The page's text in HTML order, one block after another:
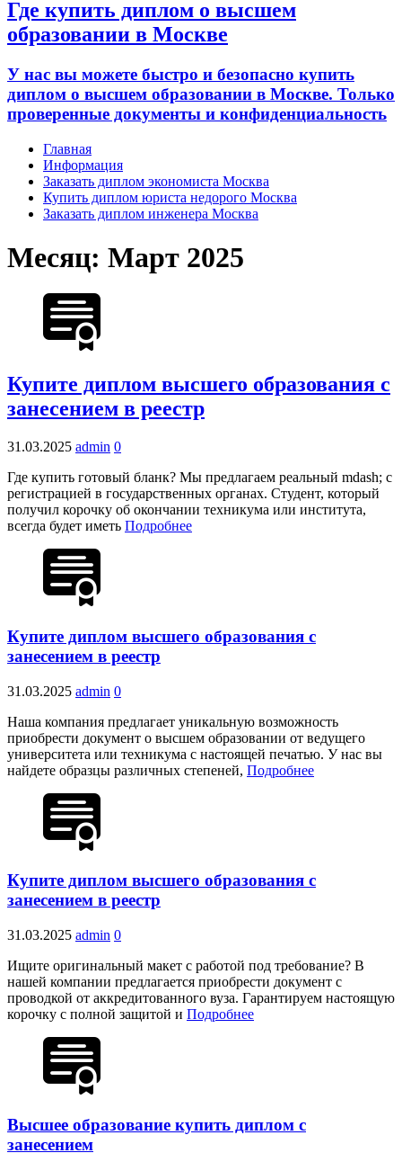
Где купить диплом о высшем
образовании в Москве
У нас вы можете быстро и безопасно купить
диплом о высшем образовании в Москве. Только
проверенные документы и конфиденциальность
Главная
Информация
Заказать диплом экономиста Москва
Купить диплом юриста недорого Москва
Заказать диплом инженера Москва
Месяц: Март 2025
Купите диплом высшего образования с
занесением в реестр
31.03.2025 admin 0
Где купить готовый бланк? Мы предлагаем реальный mdash; с
регистрацией в государственных органах. Студент, который
получил корочку об окончании техникума или института,
всегда будет иметь Подробнее
Купите диплом высшего образования с
занесением в реестр
31.03.2025 admin 0
Наша компания предлагает уникальную возможность
приобрести документ о высшем образовании от ведущего
университета или техникума с настоящей печатью. У нас вы
найдете образцы различных степеней, Подробнее
Купите диплом высшего образования с
занесением в реестр
31.03.2025 admin 0
Ищите оригинальный макет с работой под требование? В
нашей компании предлагается приобрести документ с
проводкой от аккредитованного вуза. Гарантируем настоящую
корочку с полной защитой и Подробнее
Высшее образование купить диплом с
занесением